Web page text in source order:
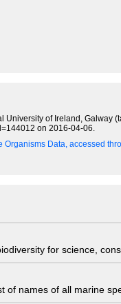
of Ireland, Galway
on 2016-04-06.
Organisms Data, accessed
for science,
names of all marine